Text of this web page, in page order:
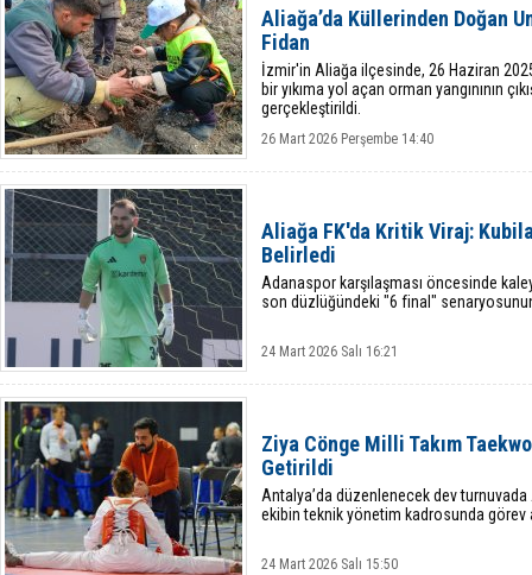
Aliağa’da Küllerinden Doğan
Fidan
İzmir'in Aliağa ilçesinde, 26 Haziran
bir yıkıma yol açan orman yangınının
gerçekleştirildi.
26 Mart 2026 Perşembe 14:40
Aliağa FK'da Kritik Viraj:
Belirledi
Adanaspor karşılaşması öncesinde
son düzlüğündeki "6 final" senaryosunun
24 Mart 2026 Salı 16:21
Ziya Cönge Milli Takım
Getirildi
Antalya’da düzenlenecek dev turnuvada
ekibin teknik yönetim kadrosunda görev
24 Mart 2026 Salı 15:50